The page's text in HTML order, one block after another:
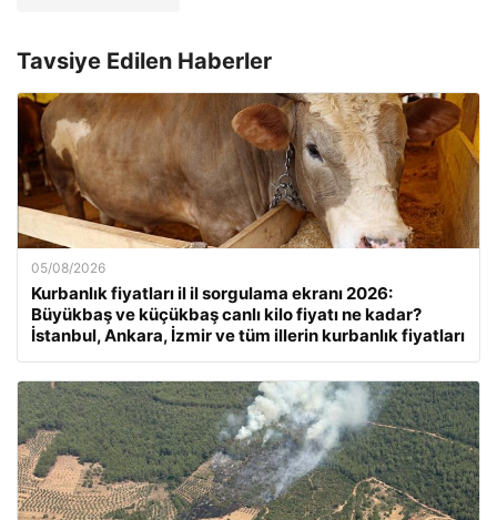
Tavsiye Edilen Haberler
05/08/2026
Kurbanlık fiyatları il il sorgulama ekranı 2026:
Büyükbaş ve küçükbaş canlı kilo fiyatı ne kadar?
İstanbul, Ankara, İzmir ve tüm illerin kurbanlık fiyatları